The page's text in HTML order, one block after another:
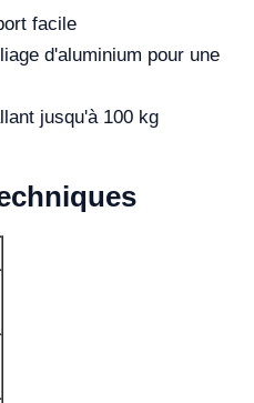
facile
d'aluminium pour une
jusqu'à 100 kg